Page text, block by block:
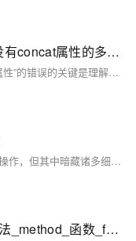
解决Python报错：DataFrame对象没有concat属性的多种方法（解决方案汇总）
总的来说，解决“DataFrame对象没有concat属性”的错误的关键是理解concat函数应该如何正确使用，以及Pandas库提供了哪些其他的数据连接方法。希望这些方法能帮助你解决问题。记住，编程就像是解谜游戏，每一个错误都是一个谜题，解决它们需要耐心和细心。
在Python开发中，判断对象是否为“空”是常见操作，但其中暗藏诸多细节与误区。本文系统梳理了Python中“空”的判定逻辑，涵盖None类型、空容器、零值及自定义对象的“假值”状态，并对比不同判定方法的适用场景与性能。通过解析常见误区（如混用`==`和`is`、误判合法值等）及进阶技巧（类型安全检查、自定义对象逻辑、抽象基类兼容性等），帮助开发者准确区分各类“空”值，避免逻辑错误，同时优化代码性能与健壮性。掌握这些内容，能让开发者更深刻理解Python的对象模型与业务语义交集，从而选择最适合的判定策略。
[oeasy]python083_类_对象_成员方法_method_函数_function_isinstance